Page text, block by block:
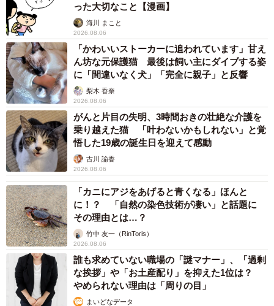
った大切なこと【漫画】
海川 まこと
2026.08.06
「かわいいストーカーに追われています」甘え
ん坊な元保護猫 最後は飼い主にダイブする姿
に「間違いなく犬」「完全に親子」と反響
梨木 香奈
2026.08.06
がんと片目の失明、3時間おきの壮絶な介護を
乗り越えた猫 「叶わないかもしれない」と覚
悟した19歳の誕生日を迎えて感動
古川 諭香
2026.08.06
「カニにアジをあげると青くなる」ほんと
に！？ 「自然の染色技術が凄い」と話題に
その理由とは…？
竹中 友一（RinToris）
2026.08.06
誰も求めていない職場の「謎マナー」、「過剰
な挨拶」や「お土産配り」を抑えた1位は？
やめられない理由は「周りの目」
まいどなデータ